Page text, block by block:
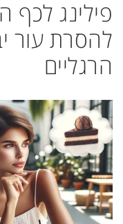
פילינג לכף
להסרת עור
הרגליים